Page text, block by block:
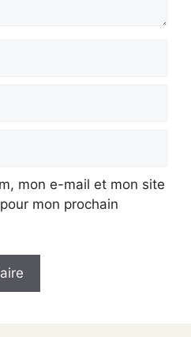
mon e-mail et mon site
mon prochain